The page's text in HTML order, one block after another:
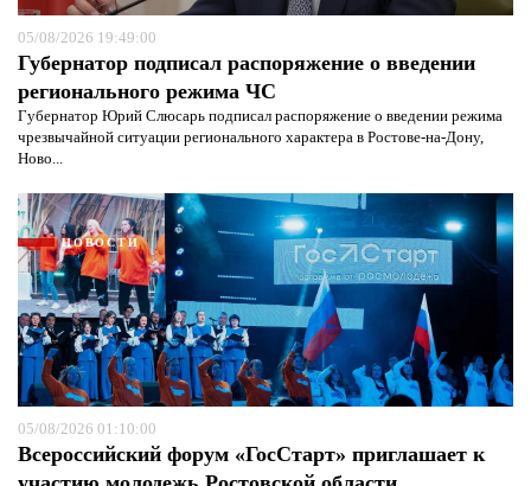
05/08/2026 19:49:00
Губернатор подписал распоряжение о введении
регионального режима ЧС
Губернатор Юрий Слюсарь подписал распоряжение о введении режима
чрезвычайной ситуации регионального характера в Ростове-на-Дону,
Ново...
НОВОСТИ
05/08/2026 01:10:00
Всероссийский форум «ГосСтарт» приглашает к
Я согласен с
защиты информации*
Я согласен сполитикой конфиденциальности и
защиты информации*